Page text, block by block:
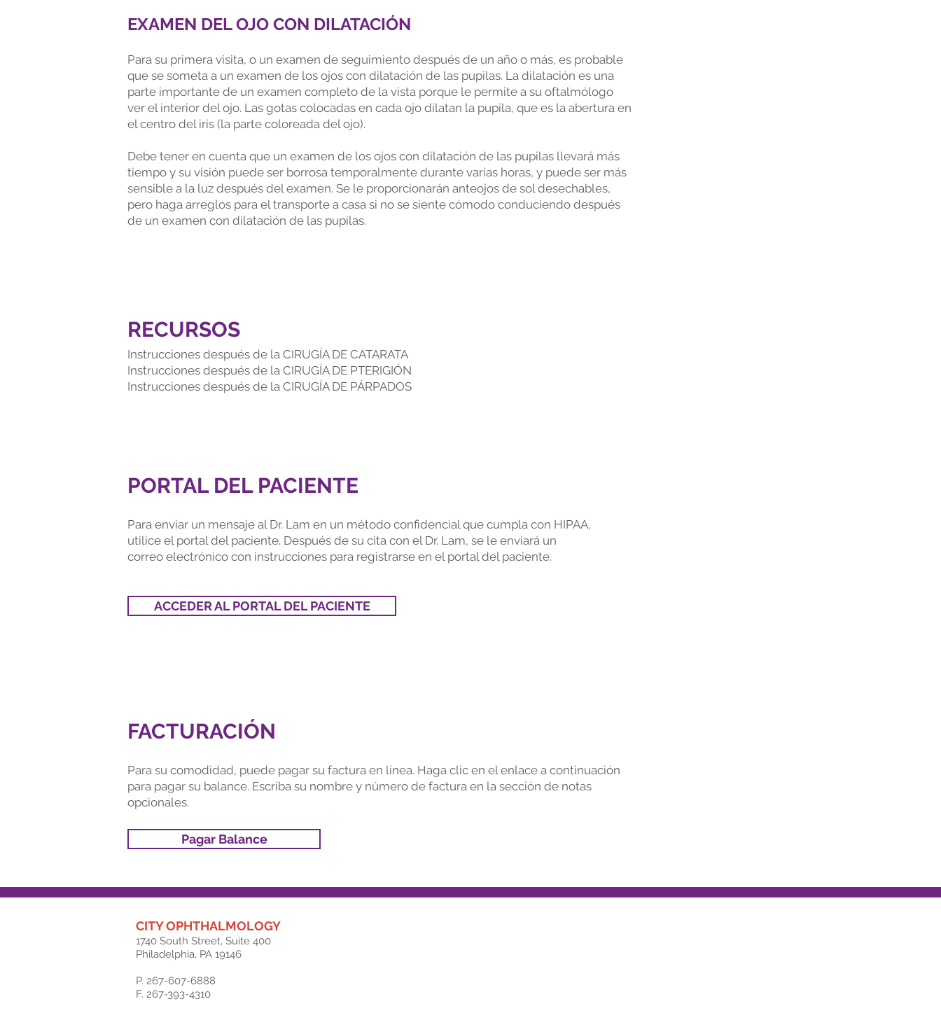
EXAMEN DEL OJO CON DILATACIÓN
Para su primera visita, o un examen de seguimiento después de un año o más, es probable
que se someta a un examen de los ojos con dilatación de las pupilas. La dilatación es una
parte importante de un examen completo de la vista porque le permite a su oftalmólogo
ver el interior del ojo. Las gotas colocadas en cada ojo dilatan la pupila, que es la abertura en
el centro del iris (la parte coloreada del ojo).
Debe tener en cuenta que un examen de los ojos con dilatación de las pupilas llevará más
tiempo y su visión puede ser borrosa temporalmente durante varias horas, y puede ser más
sensible a la luz después del examen. Se le proporcionarán anteojos de sol desechables,
pero haga arreglos para el transporte a casa si no se siente cómodo conduciendo después
de un examen con dilatación de las pupilas.
RECURSOS
Instrucciones después de la CIRUGÍA DE CATARATA
Instrucciones después de la CIRUGÍA DE PTERIGIÓN
Instrucciones después de la CIRUGÍA DE PÁRPADOS
PORTAL DEL PACIENTE
Para enviar un mensaje al Dr. Lam en un método confidencial que cumpla con HIPAA,
utilice el portal del paciente. Después de su cita con el Dr. Lam, se le enviará un
correo electrónico con instrucciones para registrarse en el portal del paciente.
ACCEDER AL PORTAL DEL PACIENTE
FACTURACIÓN
Para su comodidad, puede pagar su factura en línea. Haga clic en el enlace a continuación
para pagar su balance. Escriba su nombre y número de factura en la sección de notas
opcionales.
Pagar Balance
CITY OPHTHALMOLOGY
1740 South Street, Suite 400
Philadelphia, PA 19146
P. 267-607-6888
F. 267-393-4310